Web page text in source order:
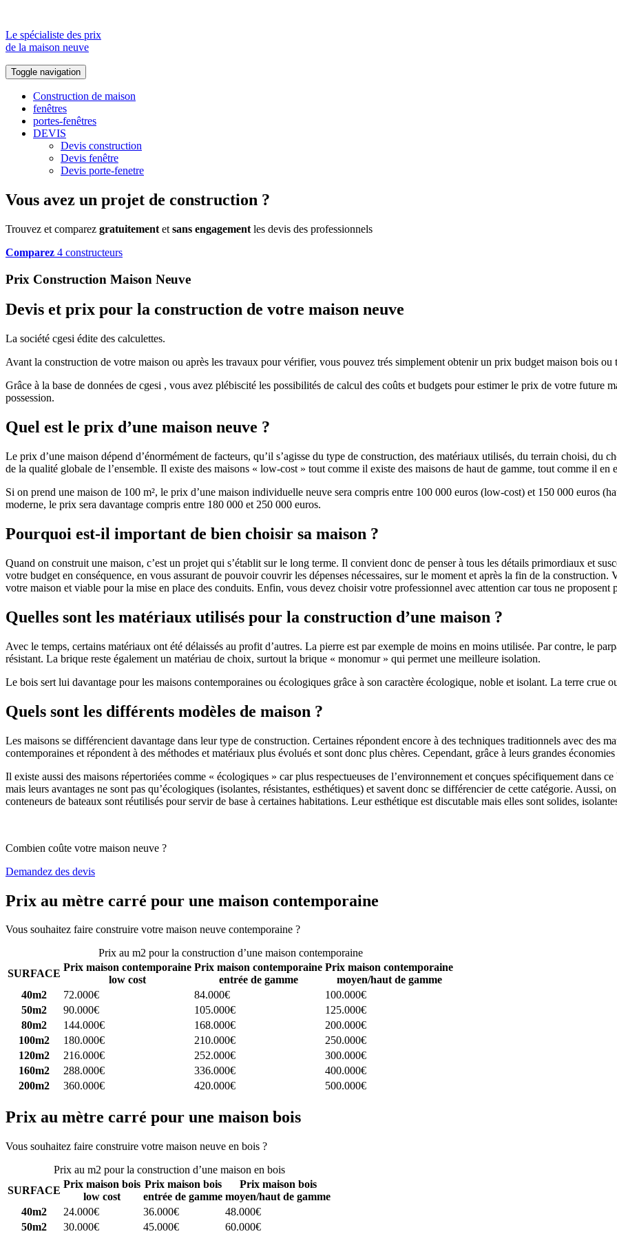
Le spécialiste des prix
de la maison neuve
Toggle navigation
Construction de maison
fenêtres
portes-fenêtres
DEVIS
Devis construction
Devis fenêtre
Devis porte-fenetre
Vous avez un projet de construction ?
Trouvez et comparez gratuitement et sans engagement les devis des professionnels
Comparez 4 constructeurs
Prix Construction Maison Neuve
Devis et prix pour la construction de votre maison neuve
La société cgesi édite des calculettes.
Avant la construction de votre maison ou après les travaux pour vérifier, vous pouvez trés simplement obtenir un prix budget maison bois
Grâce à la base de données de cgesi , vous avez plébiscité les possibilités de calcul des coûts et budgets pour estimer le prix de votre future
possession.
Quel est le prix d’une maison neuve ?
Le prix d’une maison dépend d’énormément de facteurs, qu’il s’agisse du type de construction, des matériaux utilisés, du terrain choisi, du
de la qualité globale de l’ensemble. Il existe des maisons « low-cost » tout comme il existe des maisons de haut de gamme, tout comme il en
Si on prend une maison de 100 m², le prix d’une maison individuelle neuve sera compris entre 100 000 euros (low-cost) et 150 000 euros
moderne, le prix sera davantage compris entre 180 000 et 250 000 euros.
Pourquoi est-il important de bien choisir sa maison ?
Quand on construit une maison, c’est un projet qui s’établit sur le long terme. Il convient donc de penser à tous les détails primordiaux et
votre budget en conséquence, en vous assurant de pouvoir couvrir les dépenses nécessaires, sur le moment et après la fin de la
votre maison et viable pour la mise en place des conduits. Enfin, vous devez choisir votre professionnel avec attention car tous ne proposent
Quelles sont les matériaux utilisés pour la construction d’une maison ?
Avec le temps, certains matériaux ont été délaissés au profit d’autres. La pierre est par exemple de moins en moins utilisée. Par contre, le
résistant. La brique reste également un matériau de choix, surtout la brique « monomur » qui permet une meilleure isolation.
Le bois sert lui davantage pour les maisons contemporaines ou écologiques grâce à son caractère écologique, noble et isolant. La terre crue
Quels sont les différents modèles de maison ?
Les maisons se différencient davantage dans leur type de construction. Certaines répondent encore à des techniques traditionnels avec des
contemporaines et répondent à des méthodes et matériaux plus évolués et sont donc plus chères. Cependant, grâce à leurs grandes
Il existe aussi des maisons répertoriées comme « écologiques » car plus respectueuses de l’environnement et conçues spécifiquement dans
mais leurs avantages ne sont pas qu’écologiques (isolantes, résistantes, esthétiques) et savent donc se différencier de cette catégorie. Aussi,
conteneurs de bateaux sont réutilisés pour servir de base à certaines habitations. Leur esthétique est discutable mais elles sont solides,
Combien coûte votre maison neuve ?
Demandez des devis
Prix au mètre carré pour une maison contemporaine
Vous souhaitez faire construire votre maison neuve contemporaine ?
Prix au m2 pour la construction d’une maison contemporaine
SURFACE
Prix maison contemporaine
low cost
Prix maison contemporaine
entrée de gamme
Prix maison contemporaine
moyen/haut de gamme
40m2
72.000€ 84.000€
100.000€
50m2
90.000€ 105.000€
125.000€
80m2
144.000€ 168.000€
200.000€
100m2
180.000€ 210.000€
250.000€
120m2
216.000€ 252.000€
300.000€
160m2
288.000€ 336.000€
400.000€
200m2
360.000€ 420.000€ 500.000€
Prix au mètre carré pour une maison bois
Vous souhaitez faire construire votre maison neuve en bois ?
Prix au m2 pour la construction d’une maison en bois
SURFACE
Prix maison bois
low cost
Prix maison bois
entrée de gamme
Prix maison bois
moyen/haut de gamme
40m2
24.000€ 36.000€
48.000€
50m2
30.000€ 45.000€ 60.000€